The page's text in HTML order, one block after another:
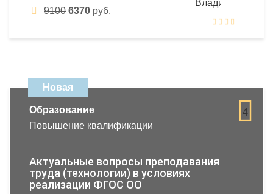
9100 6370 руб.
Новая
4
Образование
Повышение квалификации
Актуальные вопросы преподавания
труда (технологии) в условиях
реализации ФГОС ОО